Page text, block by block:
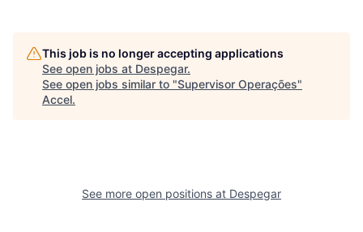
This job is no longer accepting applications
See open jobs at Despegar.
See open jobs similar to "Supervisor Operações"
Accel.
See more open positions at Despegar